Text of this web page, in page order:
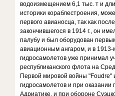
водоизмещением 6,1 тыс. т и
историки кораблестроения,
первого авианосца, так как
закончившегося в 1914 г., он
палубу и был оборудован
авиационным ангаром, и в 1913-
гидросамолетов уже принимал
республиканского флота на
Первой мировой войны "Foudre"
гидросамолетов и при
Адриатике, и при обороне